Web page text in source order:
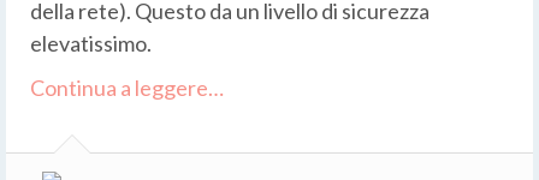
della rete). Questo da un livello di sicurezza
elevatissimo.
Continua a leggere…